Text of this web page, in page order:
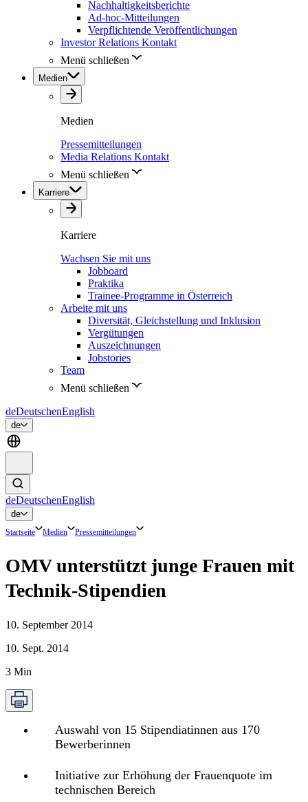
Nachhaltigkeitsberichte
Ad-hoc-Mitteilungen
Verpflichtende Veröffentlichungen
Investor Relations Kontakt
Menü schließen
Medien
Medien
Pressemitteilungen
Media Relations Kontakt
Menü schließen
Karriere
Karriere
Wachsen Sie mit uns
Jobboard
Praktika
Trainee-Programme in Österreich
Arbeite mit uns
Diversität, Gleichstellung und Inklusion
Vergütungen
Auszeichnungen
Jobstories
Team
Menü schließen
deDeutschenEnglish
de
deDeutschenEnglish
de
Startseite Medien Pressemitteilungen
OMV unterstützt junge Frauen mit
Technik-Stipendien
10. September 2014
10. Sept. 2014
3 Min
Auswahl von 15 Stipendiatinnen aus 170
Bewerberinnen
Initiative zur Erhöhung der Frauenquote im
technischen Bereich